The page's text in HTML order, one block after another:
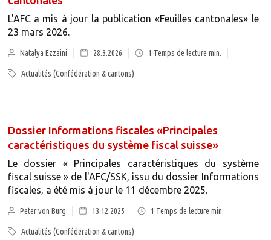
L'AFC a mis à jour la publication «Feuilles cantonales» le
23 mars 2026.
Natalya Ezzaini 28.3.2026 1 Temps de lecture min.
Actualités (Confédération & cantons)
Dossier Informations fiscales «Principales
caractéristiques du système fiscal suisse»
Le dossier « Principales caractéristiques du système
fiscal suisse » de l'AFC/SSK, issu du dossier Informations
fiscales, a été mis à jour le 11 décembre 2025.
Peter von Burg 13.12.2025 1 Temps de lecture min.
Actualités (Confédération & cantons)